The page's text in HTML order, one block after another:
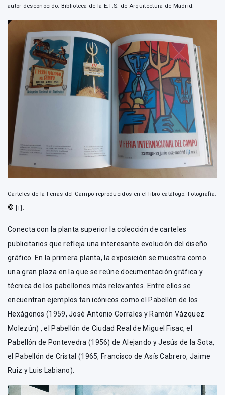
autor desconocido. Biblioteca de la E.T.S. de Arquitectura de Madrid.
Carteles de la Ferias del Campo reproducidos en el libro-catálogo. Fotografía:
© [T].
Conecta con la planta superior la colección de carteles
publicitarios que refleja una interesante evolución del diseño
gráfico. En la primera planta, la exposición se muestra como
una gran plaza en la que se reúne documentación gráfica y
técnica de los pabellones más relevantes. Entre ellos se
encuentran ejemplos tan icónicos como el Pabellón de los
Hexágonos (1959, José Antonio Corrales y Ramón Vázquez
Molezún) , el Pabellón de Ciudad Real de Miguel Fisac, el
Pabellón de Pontevedra (1956) de Alejando y Jesús de la Sota,
el Pabellón de Cristal (1965, Francisco de Asís Cabrero, Jaime
Ruiz y Luis Labiano).